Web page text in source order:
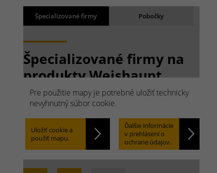
Pre použitie mapy je potrebné uložiť technicky
nevyhnutný súbor cookie.
Uložiť cookie a
použiť mapu.
Ďalšie informácie
v prehlásení o
ochrane údajov.
Špecializované firmy Pobočky
Špecializované firmy na
produkty Weishaupt.
Rýchlo hľadať.
Jednoducho nájsť.
BackVýsledky vyhľadávania
Načítavajú sa výsledky